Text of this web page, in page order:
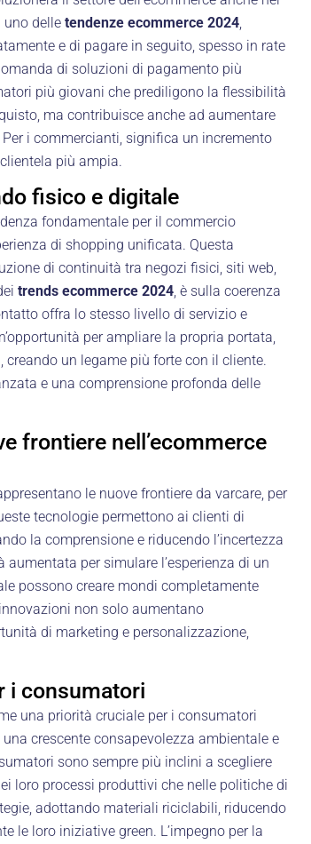
uno delle tendenze ecommerce 2024,
e di pagare in seguito, spesso in rate
di soluzioni di pagamento più
più giovani che prediligono la flessibilità
ma contribuisce anche ad aumentare
i commercianti, significa un incremento
più ampia.
fisico e digitale
fondamentale per il commercio
di shopping unificata. Questa
di continuità tra negozi fisici, siti web,
trends ecommerce 2024, è sulla coerenza
offra lo stesso livello di servizio e
per ampliare la propria portata,
un legame più forte con il cliente.
e una comprensione profonda delle
frontiere nell’ecommerce
le nuove frontiere da varcare, per
tecnologie permettono ai clienti di
la comprensione e riducendo l’incertezza
per simulare l’esperienza di un
possono creare mondi completamente
non solo aumentano
di marketing e personalizzazione,
i consumatori
una priorità cruciale per i consumatori
una crescente consapevolezza ambientale e
sono sempre più inclini a scegliere
loro processi produttivi che nelle politiche di
adottando materiali riciclabili, riducendo
le loro iniziative green. L’impegno per la